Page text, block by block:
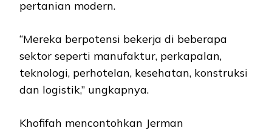
pertanian modern.
“Mereka berpotensi bekerja di beberapa
sektor seperti manufaktur, perkapalan,
teknologi, perhotelan, kesehatan, konstruksi
dan logistik,” ungkapnya.
Khofifah mencontohkan Jerman